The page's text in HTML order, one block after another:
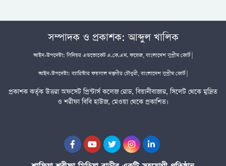
সম্পাদক ও প্রকাশক: আব্দুল খালিক
আইন-উপদেষ্টা: সিনিয়র এডভোকেট এ.কে.এম. ফয়েজ, বাংলাদেশ সুপ্রীম কোর্ট |
আইন-উপদেষ্টা: ব্যারিস্টার ফয়সাল দস্তগীর চৌধুরী, বাংলাদেশ সুপ্রীম কোর্ট |
প্রকাশক কর্তৃক উত্তরা অফসেট প্রিন্টার্স কলেজ রোড, বিয়ানীবাজার, সিলেট থেকে মুদ্রিত
ও শরীফা বিবি হাউজ, মেওয়া থেকে প্রকাশিত।